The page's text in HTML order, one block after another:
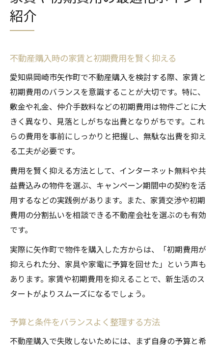
紹介
不動産購入時の家賃と初期費用を賢く抑える
愛知県岡崎市矢作町で不動産購入を検討する際、家賃と
初期費用のバランスを意識することが大切です。特に、
敷金や礼金、仲介手数料などの初期費用は物件ごとに大
きく異なり、見落としがちな出費となりがちです。これ
らの費用を事前にしっかりと把握し、無駄な出費を抑え
る工夫が必要です。
費用を賢く抑える方法として、インターネット無料や共
益費込みの物件を選ぶ、キャンペーン期間中の契約を活
用するなどの実践例があります。また、家賃交渉や初期
費用の分割払いを相談できる不動産会社を選ぶのも有効
です。
実際に矢作町で物件を購入した方からは、「初期費用が
抑えられた分、家具や家電に予算を回せた」という声も
あります。家賃や初期費用を抑えることで、新生活のス
タートがよりスムーズになるでしょう。
予算と条件をバランスよく整理する方法
不動産購入で失敗しないためには、まず自身の予算と希